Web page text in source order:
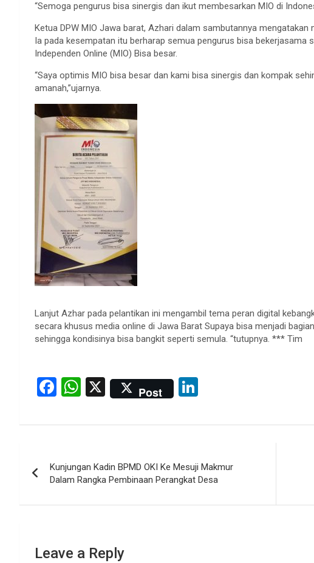
“Semoga pengurus bisa sinergis dan ikut membesarkan MIO di
Ketua DPW MIO Jawa barat, Azhari dalam sambutannya mengatakan
Ia pada kesempatan itu berharap semua pengurus bisa bekerjasama
Independen Online (MIO) Bisa besar.
“Saya optimis MIO bisa besar dan kami bisa sinergis dan kompak
amanah,”ujarnya.
Lanjut Azhar pada pelantikan ini mengambil tema peran digital
secara khusus media online di Jawa Barat Supaya bisa menjadi
sehingga kondisinya bisa bangkit seperti semula. “tutupnya. *** Tim
F
ce
o
o
k
W
at
A
p
p
X Post
ke
n
navigation
Kunjungan Kadin BPMD OKI Ke Mesuji Makmur
Dalam Rangka Pembinaan Perangkat Desa
Leave a Reply